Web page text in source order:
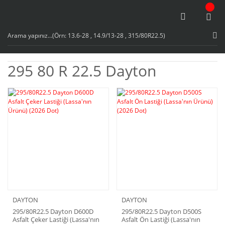
295 80 R 22.5 Dayton
DAYTON
295/80R22.5 Dayton D600D
Asfalt Çeker Lastiği (Lassa'nın
DAYTON
295/80R22.5 Dayton D500S
Asfalt Ön Lastiği (Lassa'nın